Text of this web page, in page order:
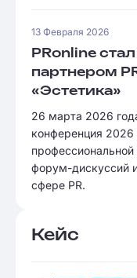
13 Февраля 2026
PRonline
партнером
«Эстетика»
26 марта 2026
конференция 2026
форум-дискуссий
сфере PR.
Кейс